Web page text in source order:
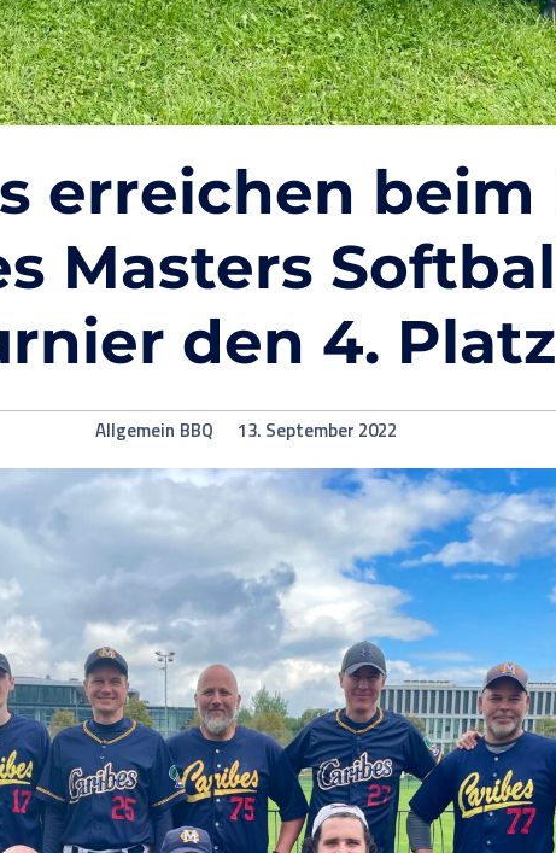
erreichen beim
Masters
den 4. Platz
Allgemein BBQ 13. September 2022